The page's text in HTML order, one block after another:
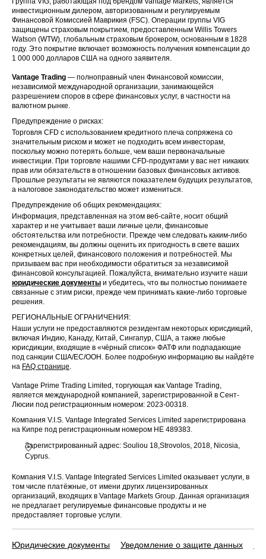
инвестиционным дилером, авторизованным и регулируемым
Финансовой Комиссией Маврикия (FSC). Операции группы VIG
защищены страховым покрытием, предоставленным Willis Towers
Watson (WTW), глобальным страховым брокером, основанным в 1828
году. Это покрытие включает возможность получения компенсации до
1 000 000 долларов США на одного заявителя.
Vantage Trading — полноправный член Финансовой комиссии,
независимой международной организации, занимающейся
разрешением споров в сфере финансовых услуг, в частности на
валютном рынке.
Предупреждение о рисках:
Торговля CFD с использованием кредитного плеча сопряжена со
значительным риском и может не подходить всем инвесторам,
поскольку можно потерять больше, чем ваши первоначальные
инвестиции. При торговле нашими CFD-продуктами у вас нет никаких
прав или обязательств в отношении базовых финансовых активов.
Прошлые результаты не являются показателем будущих результатов,
а налоговое законодательство может измениться.
Предупреждение об общих рекомендациях:
Информация, представленная на этом веб-сайте, носит общий
характер и не учитывает ваши личные цели, финансовые
обстоятельства или потребности. Прежде чем следовать каким-либо
рекомендациям, вы должны оценить их пригодность в свете ваших
конкретных целей, финансового положения и потребностей. Мы
призываем вас при необходимости обратиться за независимой
финансовой консультацией. Пожалуйста, внимательно изучите наши
юридические документы и убедитесь, что вы полностью понимаете
связанные с этим риски, прежде чем принимать какие-либо торговые
решения.
РЕГИОНАЛЬНЫЕ ОГРАНИЧЕНИЯ:
Наши услуги не предоставляются резидентам некоторых юрисдикций,
включая Индию, Канаду, Китай, Сингапур, США, а также любые
юрисдикции, входящие в «чёрный список» ФАТФ или подпадающие
под санкции США/ЕС/ООН. Более подробную информацию вы найдёте
на FAQ странице.
Vantage Prime Trading Limited, торгующая как Vantage Trading,
является международной компанией, зарегистрированной в Сент-
Люсии под регистрационным номером: 2023-00318.
Компания V.I.S. Vantage Integrated Services Limited зарегистрирована
на Кипре под регистрационным номером HE 489383.
Зарегистрированный адрес: Souliou 18,Strovolos, 2018, Nicosia,
Cyprus.
Компания V.I.S. Vantage Integrated Services Limited оказывает услуги, в
том числе платёжные, от имени других лицензированных
организаций, входящих в Vantage Markets Group. Данная организация
не предлагает регулируемые финансовые продукты и не
предоставляет торговые услуги.
Юридические документы Уведомление о защите данных